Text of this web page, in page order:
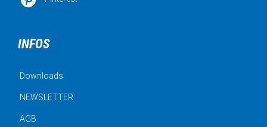
INFOS
Downloads
NEWSLETTER
AGB